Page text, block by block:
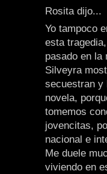
Rosita dijo...
Yo tampoco
esta
pasado en la
Silveyra
secuestran y
novela,
tomemos
jovencitas,
nacional e
Me duele
viviendo en